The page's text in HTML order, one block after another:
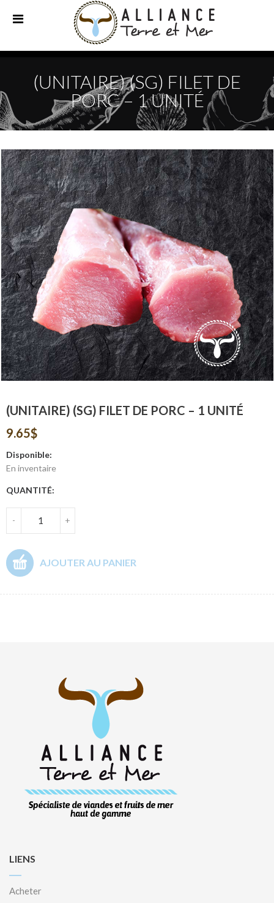
(UNITAIRE) (SG) FILET DE
PORC – 1 UNITÉ
(UNITAIRE) (SG) FILET DE PORC – 1 UNITÉ
9.65$
Disponible:
En inventaire
QUANTITÉ:
- +
AJOUTER AU PANIER
LIENS
Acheter